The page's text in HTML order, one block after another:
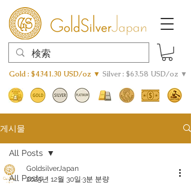
Gold : $4341.30 USD/oz ▼ Silver : $63.58 USD/oz ▼
게시물
All Posts
All Posts
GoldsilverJapan
2025년 12월 30일 3분 분량